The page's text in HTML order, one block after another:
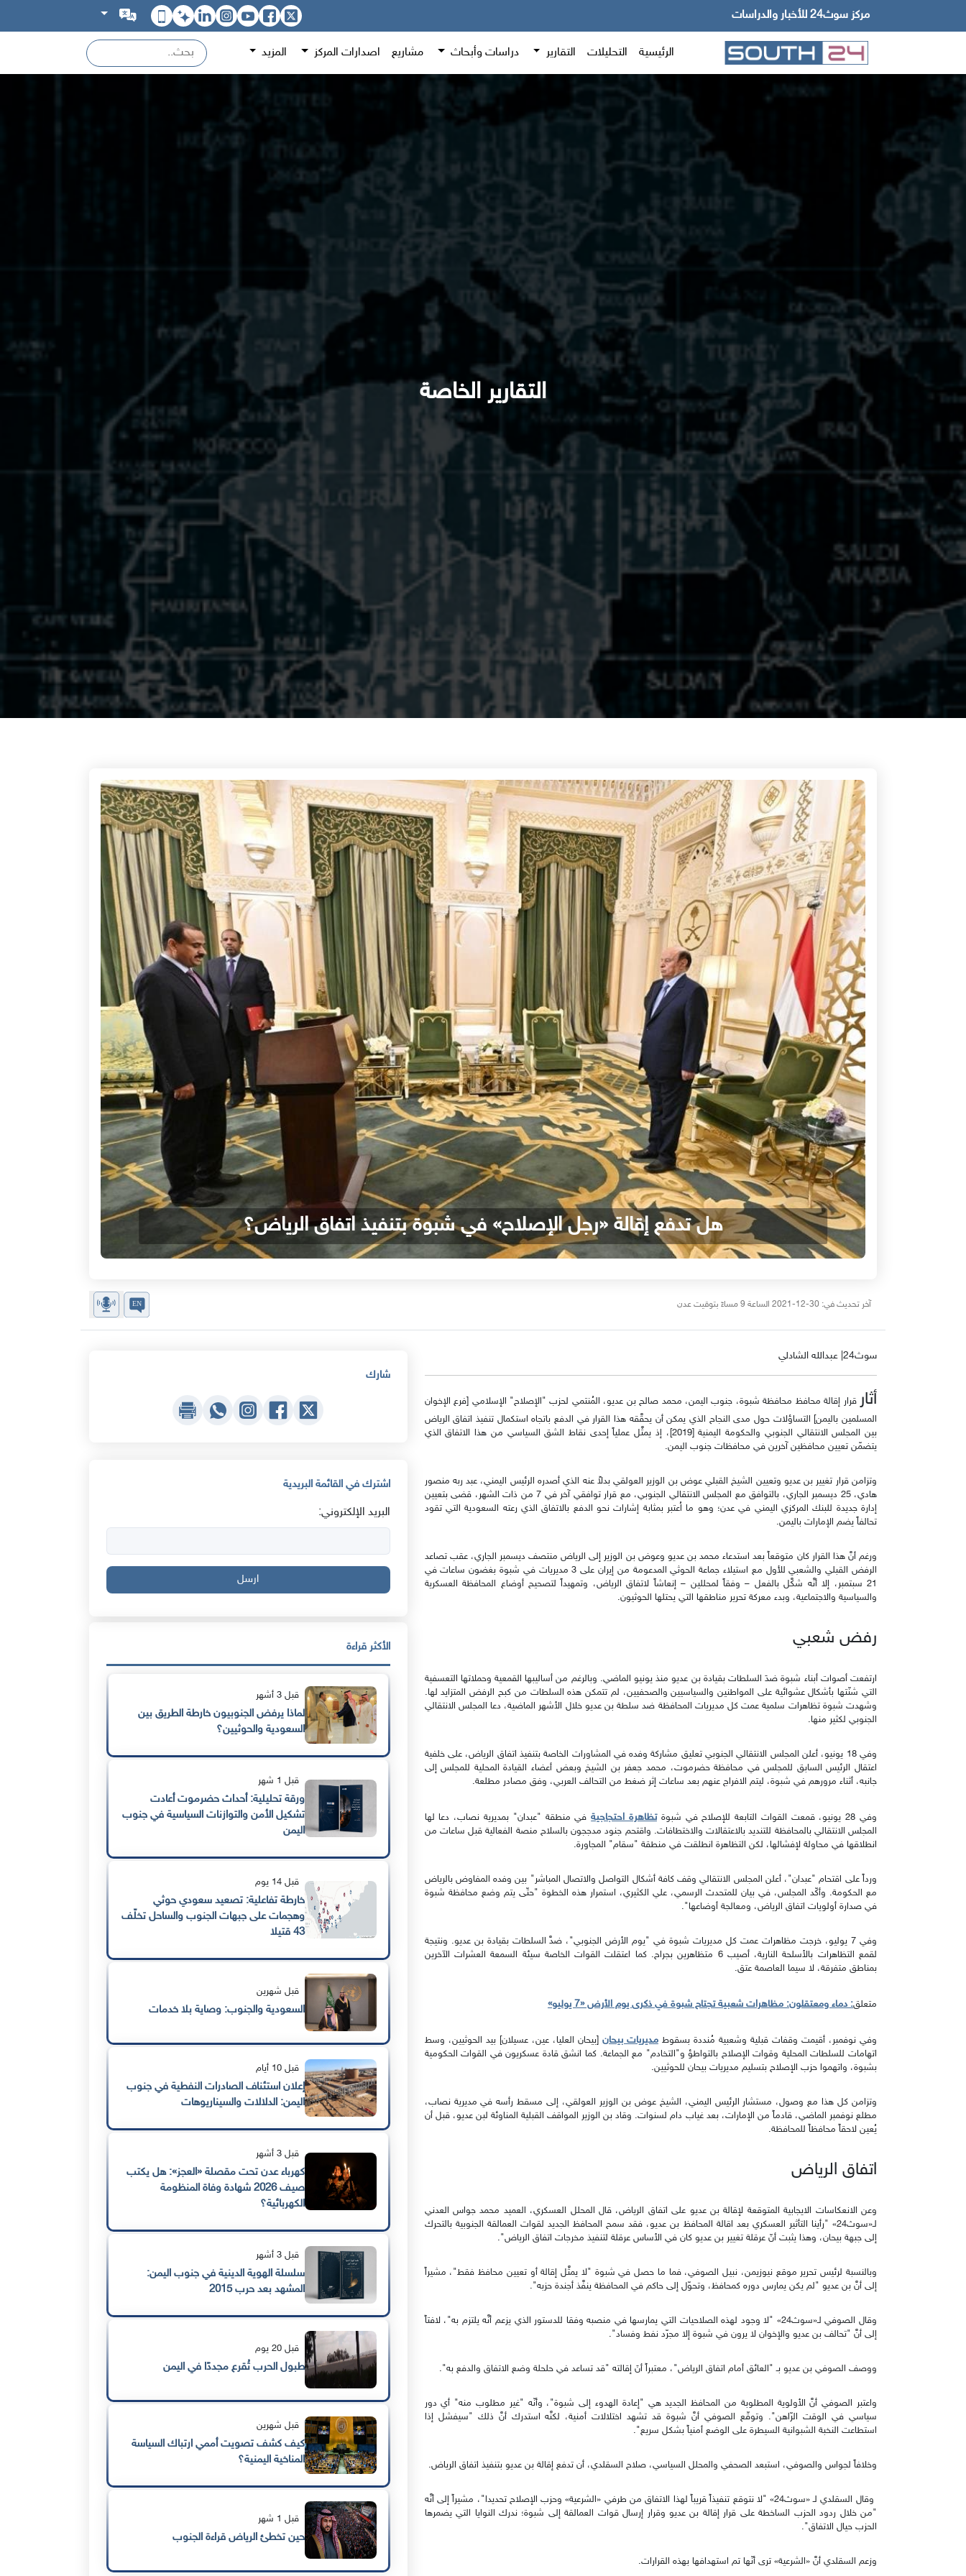
مركز سوث24 للأخبار والدراسات
الرئيسية التحليلات التقارير دراسات وأبحاث مشاريع اصدارات المركز المزيد
التقارير الخاصة
هل تدفع إقالة «رجل الإصلاح» في شبوة بتنفيذ اتفاق الرياض؟
آخر تحديث في: 30-12-2021 الساعة 9 مساءً بتوقيت عدن
سوث24| عبدالله الشادلي
أثار قرار إقالة محافظ محافظة شبوة، جنوب اليمن، محمد صالح بن عديو، المُنتمي لحزب "الإصلاح" الإسلامي [فرع الإخوان
المسلمين باليمن] التساؤلات حول مدى النجاح الذي يمكن أن يحقَّقه هذا القرار في الدفع باتجاه استكمال تنفيذ اتفاق الرياض
بين المجلس الانتقالي الجنوبي والحكومة اليمنية [2019]، إذ يمثَّل عملياً إحدى نقاط الشق السياسي من هذا الاتفاق الذي
يتضمّن تعيين محافظين آخرين في محافظات جنوب اليمن.
وتزامن قرار تغيير بن عديو وتعيين الشيخ القبلي عوض بن الوزير العولقي بدلاً عنه الذي أصدره الرئيس اليمني، عبد ربه منصور
هادي، 25 ديسمبر الجاري، بالتوافق مع المجلس الانتقالي الجنوبي، مع قرار توافقي آخر في 7 من ذات الشهر، قضى بتعيين
إدارة جديدة للبنك المركزي اليمني في عدن؛ وهو ما اُعتبر بمثابة إشارات نحو الدفع بالاتفاق الذي رعته السعودية التي تقود
تحالفاً يضم الإمارات باليمن.
ورغم أنَّ هذا القرار كان متوقعاً بعد استدعاء محمد بن عديو وعوض بن الوزير إلى الرياض منتصف ديسمبر الجاري، عقب تصاعد
الرفض القبلي والشعبي للأول مع استيلاء جماعة الحوثي المدعومة من إيران على 3 مديريات في شبوة بغضون ساعات في
21 سبتمبر، إلا أنَّه شكَّل بالفعل – وفقاً لمحللين – إنعاشاً لاتفاق الرياض، وتمهيداً لتصحيح أوضاع المحافظة العسكرية
والسياسية والاجتماعية، وبدء معركة تحرير مناطقها التي يحتلها الحوثيون.
رفض شعبي
ارتفعت أصوات أبناء شبوة ضدَ السلطات بقيادة بن عديو منذ يونيو الماضي. وبالرغم من أساليبها القمعية وحملاتها التعسفية
التي شنّتها بأشكال عشوائية على المواطنين والسياسيين والصحفيين، لم تتمكن هذه السلطات من كبح الرفض المتزايد لها.
وشهدت شبوة تظاهرات سلمية عمت كل مديريات المحافظة ضد سلطة بن عديو خلال الأشهر الماضية، دعا المجلس الانتقالي
الجنوبي لكثير منها.
وفي 18 يونيو، أعلن المجلس الانتقالي الجنوبي تعليق مشاركة وفده في المشاورات الخاصة بتنفيذ اتفاق الرياض، على خلفية
اعتقال الرئيس السابق للمجلس في محافظة حضرموت، محمد جعفر بن الشيخ وبعض أعضاء القيادة المحلية للمجلس إلى
جانبه، أثناء مرورهم في شبوة، ليتم الافراج عنهم بعد ساعات إثر ضغط من التحالف العربي، وفق مصادر مطلعة.
وفي 28 يونيو، قمعت القوات التابعة للإصلاح في شبوة تظاهرة احتجاجيةفي منطقة "عبدان" بمديرية نصاب، دعا لها
المجلس الانتقالي بالمحافظة للتنديد بالاعتقالات والاختطافات. واقتحم جنود مدججون بالسلاح منصة الفعالية قبل ساعات من
انطلاقها في محاولة لإفشالها، لكن التظاهرة انطلقت في منطقة "سقام" المجاورة.
ورداً على اقتحام "عبدان"، أعلن المجلس الانتقالي وقف كافة أشكال التواصل والاتصال المباشر" بين وفده المفاوض بالرياض
مع الحكومة. وأكّد المجلس، في بيان للمتحدث الرسمي، علي الكثيري، استمرار هذه الخطوة "حتّى يتم وضع محافظة شبوة
في صدارة أولويات اتفاق الرياض، ومعالجة أوضاعها".
وفي 7 يوليو، خرجت مظاهرات عمت كل مديريات شبوة في "يوم الأرض الجنوبي"، ضدَّ السلطات بقيادة بن عديو. ونتيجة
لقمع التظاهرات بالأسلحة النارية، أصيب 6 متظاهرين بجراح. كما اعتقلت القوات الخاصة سيئة السمعة العشرات الآخرين
بمناطق متفرقة، لا سيما العاصمة عتق.
متعلق: دماء ومعتقلون: مظاهرات شعبية تجتاح شبوة في ذكرى يوم الأرض «7 يوليو»
وفي نوفمبر، أقيمت وقفات قبلية وشعبية مُنددة بسقوطمديريات بيحان[بيحان العليا، عين، عسيلان] بيد الحوثيين، وسط
اتهامات للسلطات المحلية وقوات الإصلاح بالتواطؤ و"التخادم" مع الجماعة. كما انشق قادة عسكريون في القوات الحكومية
بشبوة، واتهموا حزب الإصلاح بتسليم مديريات بيحان للحوثيين.
وتزامن كل هذا مع وصول، مستشار الرئيس اليمني، الشيخ عوض بن الوزير العولقي، إلى مسقط رأسه في مديرية نصاب،
مطلع نوفمبر الماضي، قادماً من الإمارات، بعد غياب دام لسنوات. وقاد بن الوزير المواقف القبلية المناوئة لبن عديو، قبل أن
يُعين لاحقاً محافظاً للمحافظة.
اتفاق الرياض
وعن الانعكاسات الايجابية المتوقعة لإقالة بن عديو على اتفاق الرياض، قال المحلل العسكري، العميد محمد جواس العدني
لـ«سوث24» "رأينا التأثير العسكري بعد اقالة المحافظ بن عديو، فقد سمح المحافظ الجديد لقوات العمالقة الجنوبية بالتحرك
إلى جبهة بيحان، وهذا يثبت أنّ عرقلة تغيير بن عديو كان في الأساس عرقلة لتنفيذ مخرجات اتفاق الرياض".
وبالنسبة لرئيس تحرير موقع نيوزيمن، نبيل الصوفي، فما ما حصل في شبوة "لا يمثَّل إقالة أو تعيين محافظ فقط"، مشيراً
إلى أنَّ بن عديو "لم يكن يمارس دوره كمحافظ، وتحوّل إلى حاكم في المحافظة ينفَّذ أجندة حزبه".
وقال الصوفي لـ«سوث24» "لا وجود لهذه الصلاحيات التي يمارسها في منصبه وفقا للدستور الذي يزعم أنَّه يلتزم به"، لافتاً
إلى أنَّ "تحالف بن عديو والإخوان لا يرون في شبوة إلا مجرّد نفط وفساد".
ووصف الصوفي بن عديو بـ "العائق أمام اتفاق الرياض"، معتبراً أنَ إقالته "قد تساعد في حلحلة وضع الاتفاق والدفع به".
واعتبر الصوفي أنَّ الأولوية المطلوبة من المحافظ الجديد هي "إعادة الهدوء إلى شبوة"، وأنّه "غير مطلوب منه" أي دور
سياسي في الوقت الرّاهن". وتوقّع الصوفي أنَّ شبوة قد تشهد اختلالات أمنية، لكنَّه استدرك أنَّ ذلك "سيفشل إذا
استطاعت النخبة الشبوانية السيطرة على الوضع أمنياً بشكل سريع".
وخلافاً لجواس والصوفي، استبعد الصحفي والمحلل السياسي، صلاح السقلدي، أن تدفع إقالة بن عديو بتنفيذ اتفاق الرياض.
وقال السقلدي لـ «سوث24» "لا نتوقع تنفيذاً قريباً لهذا الاتفاق من طرفي «الشرعية» وحزب الإصلاح تحديدا"، مشيراً إلى أنَّه
"من خلال ردود الحزب الساخطة على قرار إقالة بن عديو وقرار إرسال قوات العمالقة إلى شبوة؛ ندرك النوايا التي يضمرها
الحزب حيال الاتفاق".
وزعم السقلدي أنَّ «الشرعية» ترى أنّها تم استهدافها بهذه القرارات.
شارك
اشترك في القائمة البريدية
البريد الإلكتروني:
ارسل
الأكثر قراءة
قبل 3 أشهر
لماذا يرفض الجنوبيون خارطة الطريق بين
السعودية والحوثيين؟
قبل 1 شهر
ورقة تحليلية: أحداث حضرموت أعادت
تشكيل الأمن والتوازنات السياسية في جنوب
اليمن
قبل 14 يوم
خارطة تفاعلية: تصعيد سعودي حوثي
وهجمات على جبهات الجنوب والساحل تخلّف
43 قتيلا
قبل شهرين
السعودية والجنوب: وصاية بلا خدمات
قبل 10 أيام
إعلان استئناف الصادرات النفطية في جنوب
اليمن: الدلالات والسيناريوهات
قبل 3 أشهر
كهرباء عدن تحت مقصلة «العجز»: هل يكتب
صيف 2026 شهادة وفاة المنظومة
الكهربائية؟
قبل 3 أشهر
سلسلة الهوية الدينية في جنوب اليمن:
المشهد بعد حرب 2015
قبل 20 يوم
طبول الحرب تُقرع مجددًا في اليمن
قبل شهرين
كيف كشف تصويت أممي ارتباك السياسة
المناخية اليمنية؟
قبل 1 شهر
حين تخطئ الرياض قراءة الجنوب